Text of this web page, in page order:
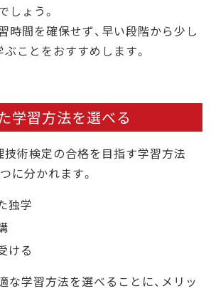
しょう。
時間を確保せず、早い段階から少し
ことをおすすめします。
学習方法を選べる
術検定の合格を目指す学習方法
に分かれます。
独学
ける
な学習方法を選べることに、メリッ